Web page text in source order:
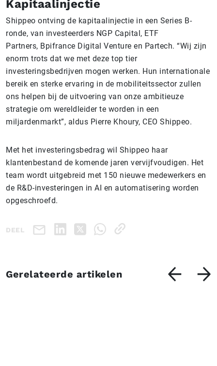
Kapitaalinjectie
Shippeo ontving de kapitaalinjectie in een Series B-
ronde, van investeerders NGP Capital, ETF
Partners, Bpifrance Digital Venture en Partech. “Wij zijn
enorm trots dat we met deze top tier
investeringsbedrijven mogen werken. Hun internationale
bereik en sterke ervaring in de mobiliteitssector zullen
ons helpen bij de uitvoering van onze ambitieuze
strategie om wereldleider te worden in een
miljardenmarkt”, aldus Pierre Khoury, CEO Shippeo.
Met het investeringsbedrag wil Shippeo haar
klantenbestand de komende jaren vervijfvoudigen. Het
team wordt uitgebreid met 150 nieuwe medewerkers en
de R&D-investeringen in AI en automatisering worden
opgeschroefd.
DEEL
Gerelateerde artikelen